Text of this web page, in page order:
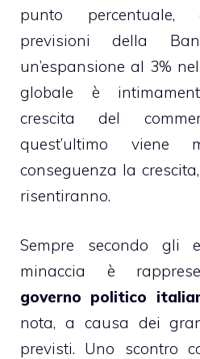
punto percentuale,
previsioni della
un’espansione al 3%
globale è
crescita del
quest’ultimo viene
conseguenza la
risentiranno.
Sempre secondo gli
minaccia è
governo politico
nota, a causa dei
previsti. Uno scontro